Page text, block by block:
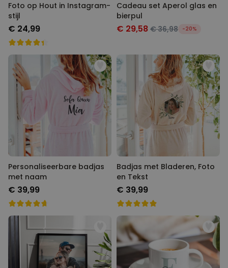
Foto op Hout in Instagram-
stijl
€ 24,99
Cadeau set Aperol glas en
bierpul
€ 29,58 € 36,98 -20%
Personaliseerbare badjas
met naam
€ 39,99
Badjas met Bladeren, Foto
en Tekst
€ 39,99